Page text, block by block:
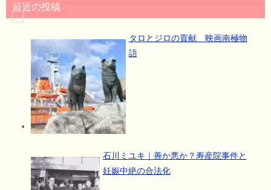
最近の投稿
タロとジロの貢献 映画南極物
語
石川ミユキ｜善か悪か？寿産院事件と
妊娠中絶の合法化